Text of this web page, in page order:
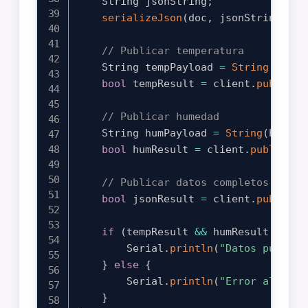
serializeJson (doc , jsonString
// Publicar temperatura
    String tempPayload
= String
bool tempResult = client . publish
// Publicar humedad
    String humPayload
= String (
bool humResult = client . publish
// Publicar datos completos en
bool jsonResult = client . publish
if (tempResult && humResult
        Serial
. println ( "Datos
}
else {
        Serial
. println ( "Error al
}